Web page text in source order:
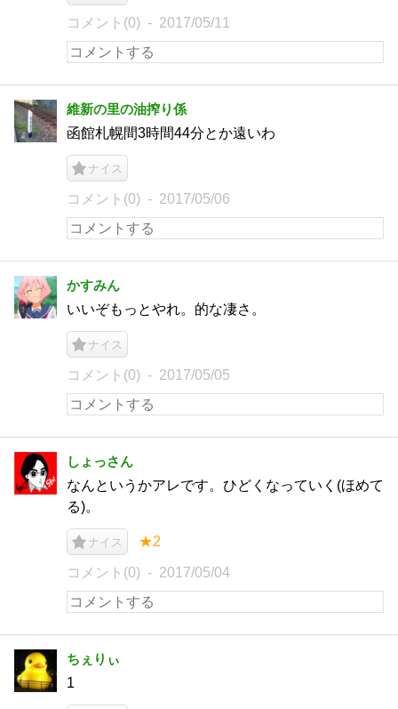
コメント(0) 2017/05/11
維新の里の油搾り係
函館札幌間3時間44分とか遠いわ
ナイス
コメント(0) 2017/05/06
かすみん
いいぞもっとやれ。的な凄さ。
ナイス
コメント(0) 2017/05/05
しょっさん
なんというかアレです。ひどくなっていく(ほめて
る)。
ナイス ★2
コメント(0) 2017/05/04
ちぇりぃ
1